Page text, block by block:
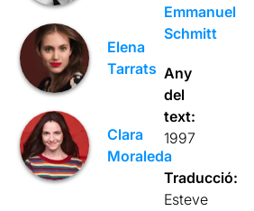
Elena
Tarrats
Clara
Moraleda
Emmanuel
Schmitt
Any
del
text:
1997
Traducció:
Esteve